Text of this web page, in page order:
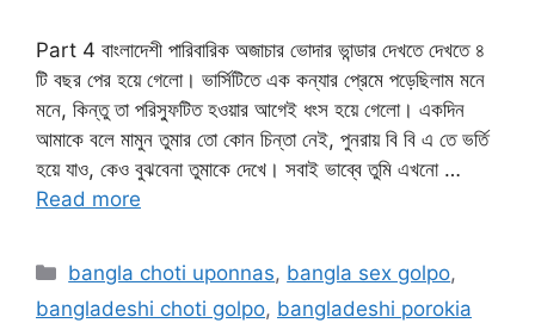
Part 4 বাংলাদেশী পারিবারিক অজাচার ভোদার ভান্ডার দেখতে দেখতে ৪
টি বছর পের হয়ে গেলো। ভার্সিটিতে এক কন্যার প্রেমে পড়েছিলাম মনে
মনে, কিন্তু তা পরিস্ফুটিত হওয়ার আগেই ধংস হয়ে গেলো। একদিন
আমাকে বলে মামুন তুমার তো কোন চিন্তা নেই, পুনরায় বি বি এ তে ভর্তি
হয়ে যাও, কেও বুঝবেনা তুমাকে দেখে। সবাই ভাব্বে তুমি এখনো …
Read more
Categories
bangla choti uponnas, bangla sex golpo,
bangladeshi choti golpo, bangladeshi porokia